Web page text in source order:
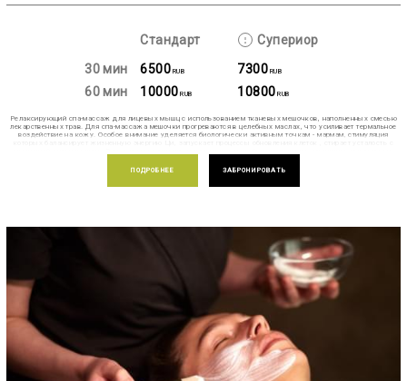
Стандарт
Супериор
30 мин
6500 RUB 7300 RUB
60 мин 10000 RUB 10800 RUB
Релаксирующий спа-массаж для лицевых мышц с использованием тканевых мешочков, наполненных смесью
лекарственных трав. Для спа-массажа мешочки прогреваются в целебных маслах, что усиливает термальное
воздействие на кожу. Особое внимание уделяется биологически активным точкам - мармам, стимуляция
Кожа становится красивой, сияющей и наполненной жизнью.
ПОДРОБНЕЕ ЗАБРОНИРОВАТЬ